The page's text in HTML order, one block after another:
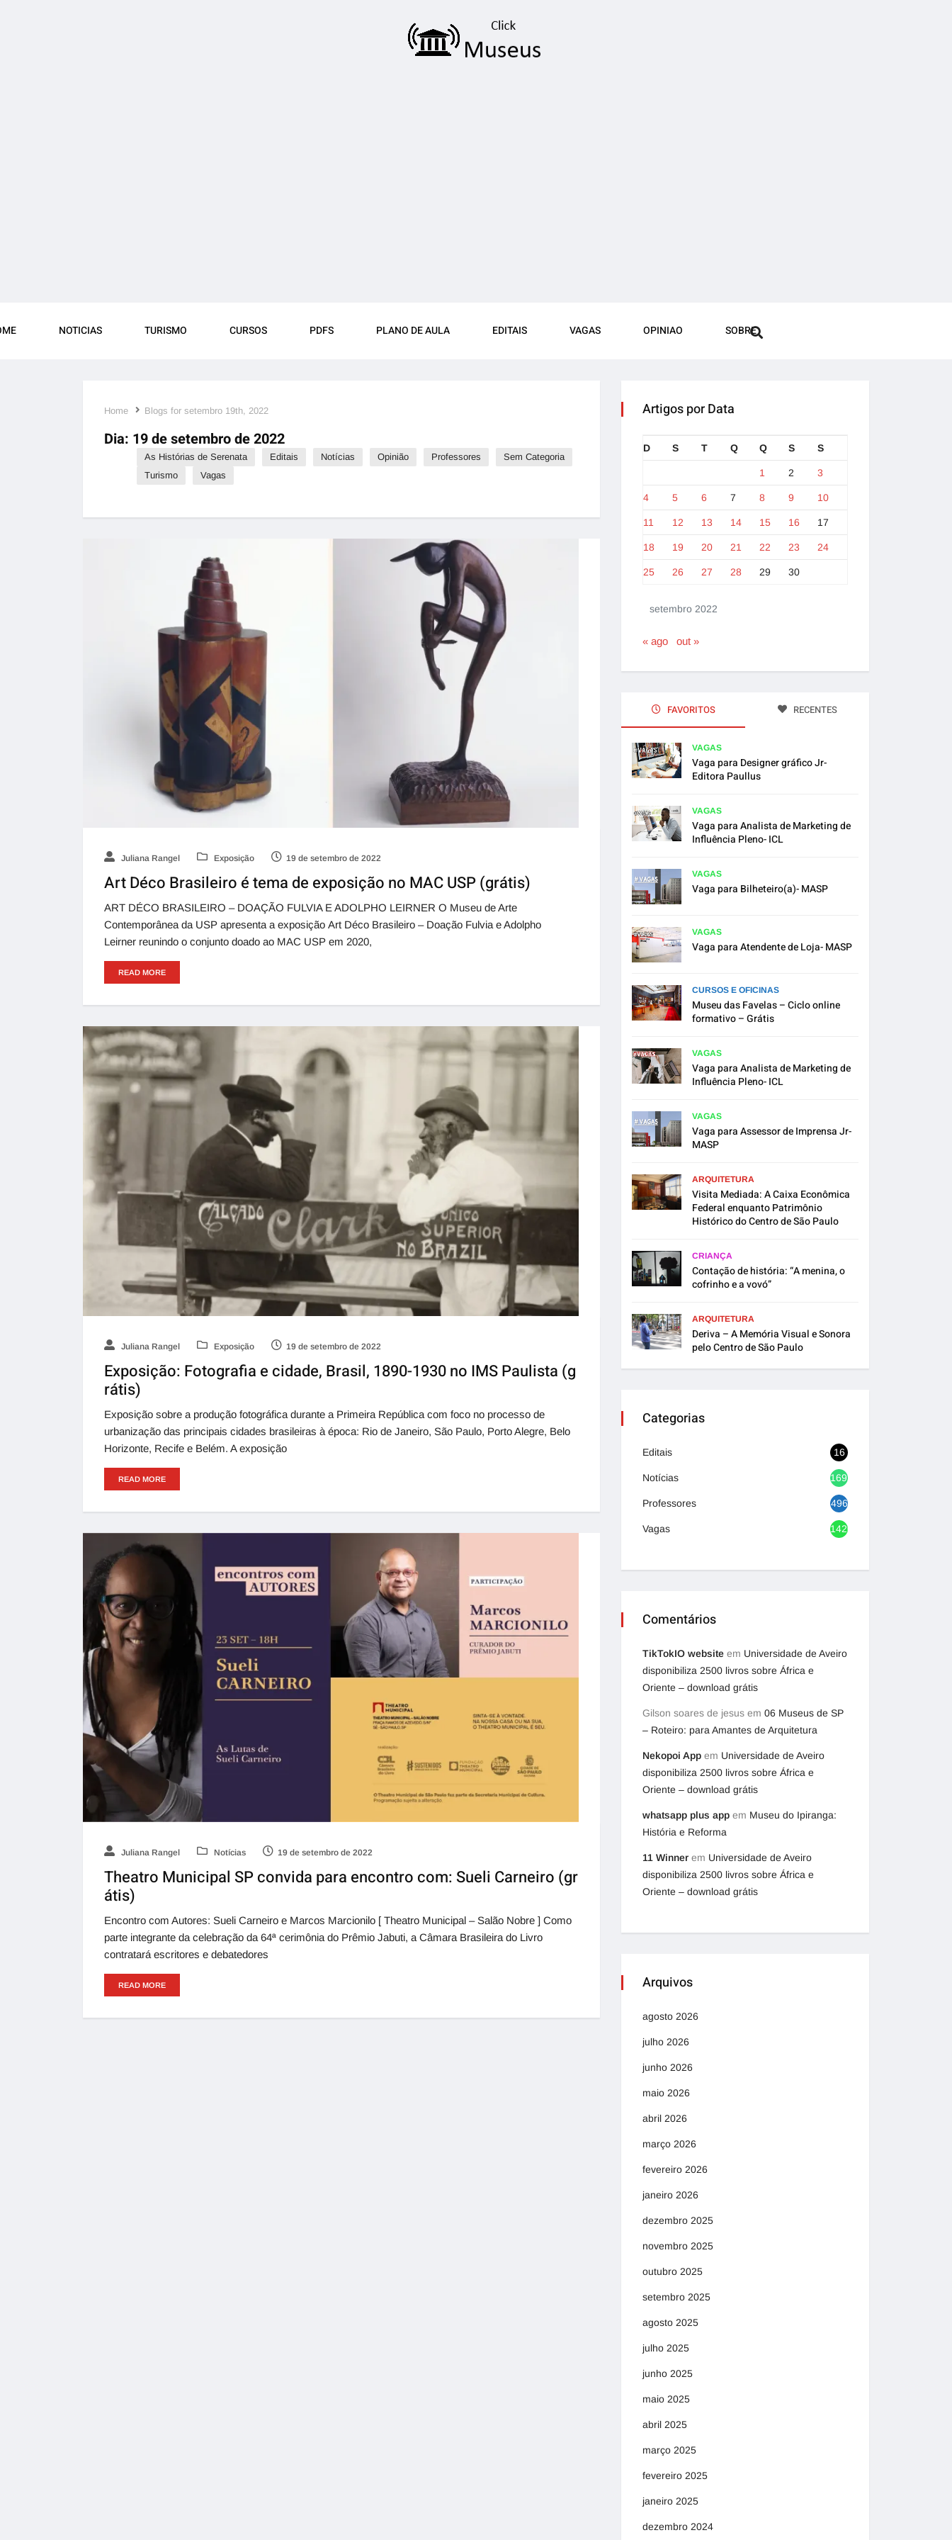
NOTICIAS TURISMO CURSOS PDFS PLANO DE AULA EDITAIS VAGAS OPINIAO SOBRE
Home Blogs for setembro 19th, 2022
Dia: 19 de setembro de 2022
As Histórias de Serenata Editais Notícias Opinião Professores
Sem Categoria
Turismo
Vagas
Juliana Rangel Exposição 19 de setembro de 2022
Art Déco Brasileiro é tema de exposição no MAC USP (grátis)
ART DÉCO BRASILEIRO – DOAÇÃO FULVIA E ADOLPHO LEIRNER O Museu de Arte
Contemporânea da USP apresenta a exposição Art Déco Brasileiro – Doação Fulvia e Adolpho
Leirner reunindo o conjunto doado ao MAC USP em 2020,
READ MORE
Juliana Rangel Exposição 19 de setembro de 2022
Exposição: Fotografia e cidade, Brasil, 1890-1930 no IMS Paulista (g
rátis)
Exposição sobre a produção fotográfica durante a Primeira República com foco no processo de
urbanização das principais cidades brasileiras à época: Rio de Janeiro, São Paulo, Porto Alegre, Belo
Horizonte, Recife e Belém. A exposição
READ MORE
Juliana Rangel Notícias 19 de setembro de 2022
Theatro Municipal SP convida para encontro com: Sueli Carneiro (gr
átis)
Encontro com Autores: Sueli Carneiro e Marcos Marcionilo [ Theatro Municipal – Salão Nobre ] Como
parte integrante da celebração da 64ª cerimônia do Prêmio Jabuti, a Câmara Brasileira do Livro
contratará escritores e debatedores
READ MORE
Artigos por Data
setembro 2022
D S T Q Q S S
1 2 3
4 5 6 7 8 9 10
11 12 13 14 15 16 17
18 19 20 21 22 23 24
25 26 27 28 29 30
« ago out »
FAVORITOS RECENTES
VAGAS
Vaga para Designer gráfico Jr-
Editora Paullus
VAGAS
Vaga para Analista de Marketing de
Influência Pleno- ICL
VAGAS
Vaga para Bilheteiro(a)- MASP
VAGAS
Vaga para Atendente de Loja- MASP
CURSOS E OFICINAS
Museu das Favelas – Ciclo online
formativo – Grátis
VAGAS
Vaga para Analista de Marketing de
Influência Pleno- ICL
VAGAS
Vaga para Assessor de Imprensa Jr-
MASP
ARQUITETURA
Visita Mediada: A Caixa Econômica
Federal enquanto Patrimônio
Histórico do Centro de São Paulo
CRIANÇA
Contação de história: “A menina, o
cofrinho e a vovó”
ARQUITETURA
Deriva – A Memória Visual e Sonora
pelo Centro de São Paulo
Categorias
Editais 16
Notícias 1692
Professores 496
Vagas 1420
Comentários
TikTokIO website em Universidade de Aveiro
disponibiliza 2500 livros sobre África e
Oriente – download grátis
Gilson soares de jesus em 06 Museus de SP
– Roteiro: para Amantes de Arquitetura
Nekopoi App em Universidade de Aveiro
disponibiliza 2500 livros sobre África e
Oriente – download grátis
whatsapp plus app em Museu do Ipiranga:
História e Reforma
11 Winner em Universidade de Aveiro
disponibiliza 2500 livros sobre África e
Oriente – download grátis
Arquivos
agosto 2026
julho 2026
junho 2026
maio 2026
abril 2026
março 2026
fevereiro 2026
janeiro 2026
dezembro 2025
novembro 2025
outubro 2025
setembro 2025
agosto 2025
julho 2025
junho 2025
maio 2025
abril 2025
março 2025
fevereiro 2025
janeiro 2025
dezembro 2024